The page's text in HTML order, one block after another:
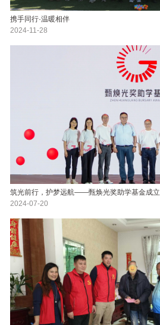
携手同行·温暖相伴
2024-11-28
筑光前行，护梦远航——甄焕光奖助学基金成
2024-07-20